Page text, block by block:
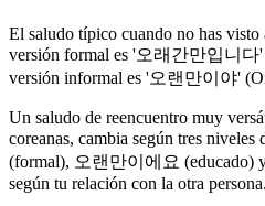
El saludo típico cuando no has
versión formal es '오래간만입니다'
versión informal es '오랜만이야'
Un saludo de reencuentro muy
coreanas, cambia según tres
(formal), 오랜만이에요 (educado)
según tu relación con la otra persona.